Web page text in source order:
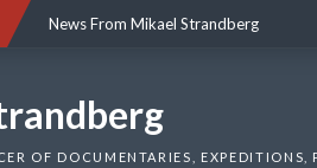
News From Mikael Strandberg
OF DOCUMENTARIES, EXPEDITIONS,